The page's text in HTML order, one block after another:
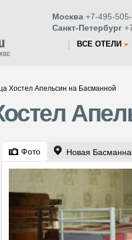
Москва +7-495-
Санкт-Петербург
ВСЕ ОТЕЛИ
Хостел Апельсин на Басманной
Фото Новая